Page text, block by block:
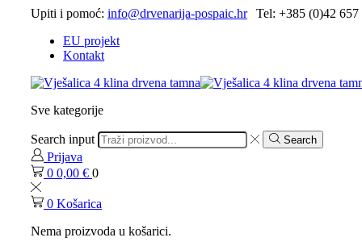
Upiti i pomoć: info@drvenarija-pospaic.hr
Tel: +385 (0)42 657
EU projekt
Kontakt
Sve kategorije
Search input Search
Prijava
0 0,00 € 0
0 Košarica
Nema proizvoda u košarici.